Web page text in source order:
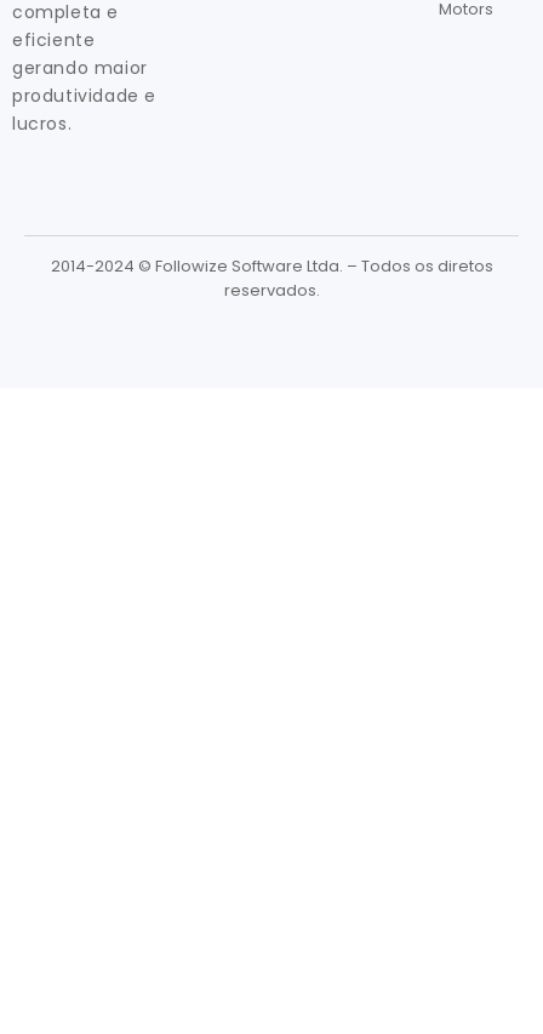
completa e
eficiente
gerando maior
produtividade e
lucros.
Motors
2014-2024 © Followize Software Ltda. – Todos os diretos
reservados.